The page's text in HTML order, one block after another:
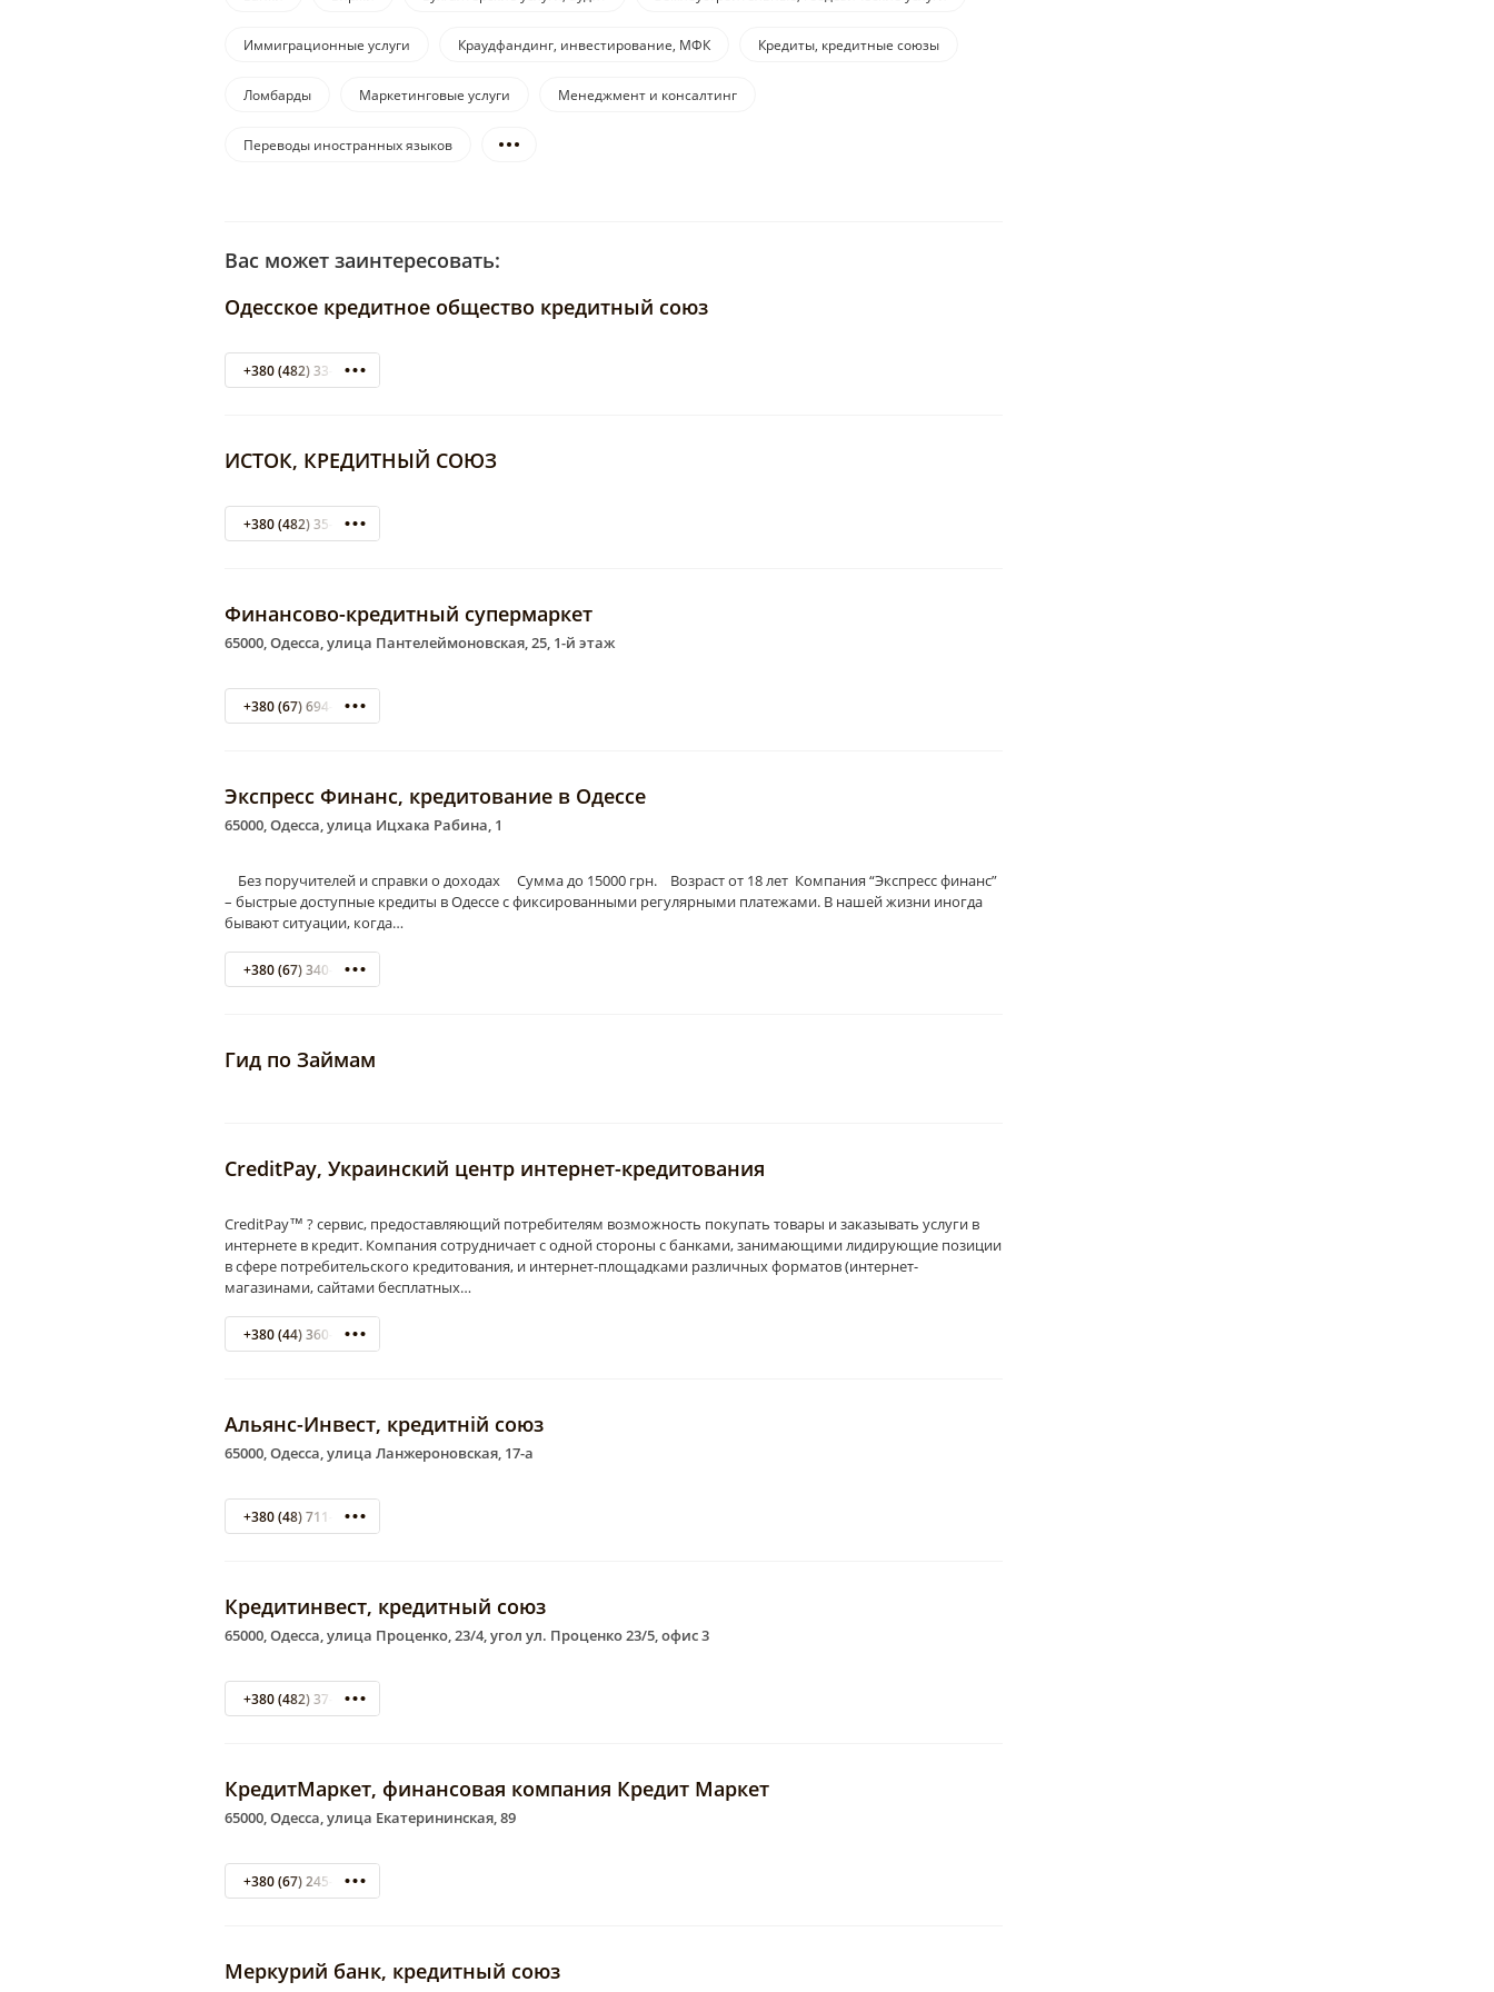
Иммиграционные услуги Краудфандинг, инвестирование, МФК Кредиты, кредитные союзы
Ломбарды Маркетинговые услуги Менеджмент и консалтинг
Переводы иностранных языков
Вас может заинтересовать:
Одесское кредитное общество кредитный союз
+380 (482) 33-11-11
ИСТОК, КРЕДИТНЫЙ СОЮЗ
+380 (482) 35-71-17
Финансово-кредитный супермаркет
65000, Одесса, улица Пантелеймоновская, 25, 1-й этаж
+380 (67) 694-31-45
Экспресс Финанс, кредитование в Одессе
65000, Одесса, улица Ицхака Рабина, 1
Без поручителей и справки о доходах Сумма до 15000 грн. Возраст от 18 лет Компания “Экспресс финанс”
– быстрые доступные кредиты в Одессе с фиксированными регулярными платежами. В нашей жизни иногда
бывают ситуации, когда…
+380 (67) 340-33-24
Гид по Займам
CreditPay, Украинский центр интернет-кредитования
CreditPay™ ? сервис, предоставляющий потребителям возможность покупать товары и заказывать услуги в
интернете в кредит. Компания сотрудничает с одной стороны с банками, занимающими лидирующие позиции
в сфере потребительского кредитования, и интернет-площадками различных форматов (интернет-
магазинами, сайтами бесплатных…
+380 (44) 360-73-79
Альянс-Инвест, кредитній союз
65000, Одесса, улица Ланжероновская, 17-а
+380 (48) 711-73-02
Кредитинвест, кредитный союз
65000, Одесса, улица Проценко, 23/4, угол ул. Проценко 23/5, офис 3
+380 (482) 37-50-21
КредитМаркет, финансовая компания Кредит Маркет
65000, Одесса, улица Екатерининская, 89
+380 (67) 245-04-02
Меркурий банк, кредитный союз